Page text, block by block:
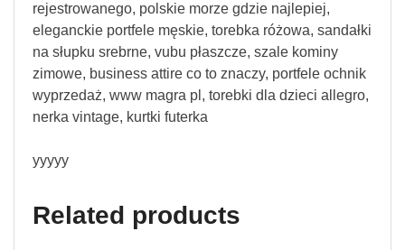
rejestrowanego, polskie morze gdzie najlepiej,
eleganckie portfele męskie, torebka różowa, sandałki
na słupku srebrne, vubu płaszcze, szale kominy
zimowe, business attire co to znaczy, portfele ochnik
wyprzedaż, www magra pl, torebki dla dzieci allegro,
nerka vintage, kurtki futerka
yyyyy
Related products